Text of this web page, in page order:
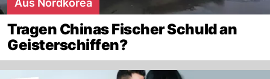
Aus Nordkorea
Tragen Chinas Fischer Schuld an
Geisterschiffen?